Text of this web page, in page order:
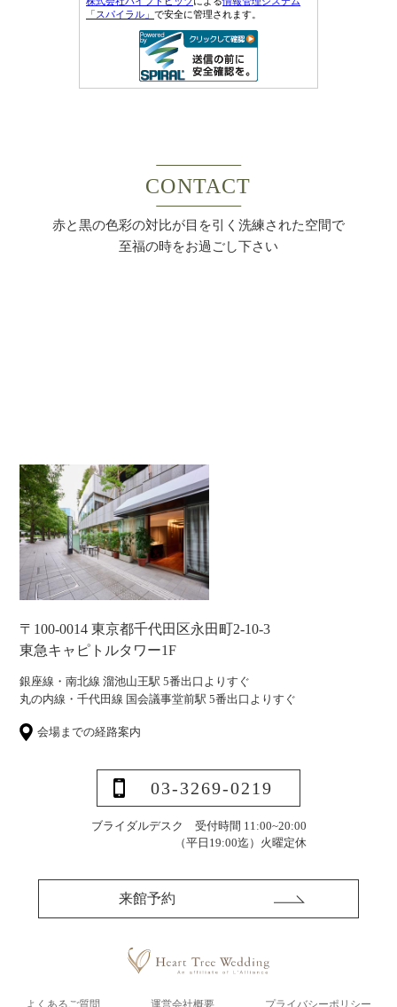
CONTACT
赤と黒の色彩の対比が目を引く洗練された空間で
至福の時をお過ごし下さい
〒100-0014 東京都千代田区永田町2-10-3
東急キャピトルタワー1F
銀座線・南北線 溜池山王駅 5番出口よりすぐ
丸の内線・千代田線 国会議事堂前駅 5番出口よりすぐ
会場までの経路案内
03-3269-0219
ブライダルデスク 受付時間 11:00~20:00
（平日19:00迄） 火曜定休
来館予約